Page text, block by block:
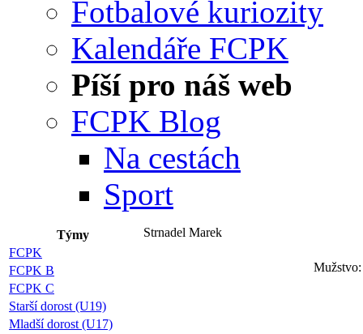
Fotbalové kuriozity
Kalendáře FCPK
Píší pro náš web
FCPK Blog
Na cestách
Sport
Týmy
FCPK
FCPK B
FCPK C
Starší dorost (U19)
Mladší dorost (U17)
Strnadel Marek
Mužstvo: